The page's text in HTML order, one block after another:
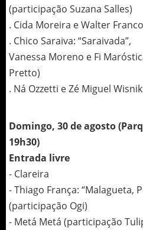
(participação Suzana Salles)
. Cida Moreira e Walter Franco
. Chico Saraiva: “Saraivada”,
Vanessa Moreno e Fi
Pretto)
. Ná Ozzetti e Zé Miguel Wisnik
Domingo, 30 de agosto
19h30)
Entrada livre
- Clareira
- Thiago França: “Malagueta,
(participação Ogi)
- Metá Metá (participação